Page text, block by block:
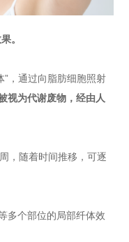
。
”，通过向脂肪细胞照射
视为代谢废物，经由人
，随着时间推移，可逐
多个部位的局部纤体效